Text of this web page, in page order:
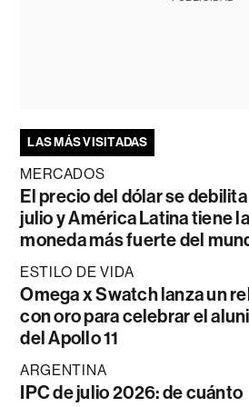
LAS MÁS VISITADAS
MERCADOS
El precio del dólar se
julio y América Latina tiene la
moneda más fuerte del
ESTILO DE VIDA
Omega x Swatch lanza un
con oro para celebrar el
del Apollo 11
ARGENTINA
IPC de julio 2026: de cuánto